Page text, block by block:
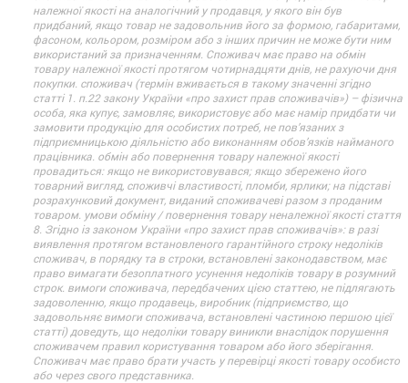
належної якості на аналогічний у продавця, у якого він був
придбаний, якщо товар не задовольнив його за формою, габаритами,
фасоном, кольором, розміром або з інших причин не може бути ним
використаний за призначенням. Споживач має право на обмін
товару належної якості протягом чотирнадцяти днів, не рахуючи дня
покупки. споживач (термін вживається в такому значенні згідно
статті 1. п.22 закону України «про захист прав споживачів») – фізична
особа, яка купує, замовляє, використовує або має намір придбати чи
замовити продукцію для особистих потреб, не пов’язаних з
підприємницькою діяльністю або виконанням обов’язків найманого
працівника. обмін або повернення товару належної якості
провадиться: якщо не використовувався; якщо збережено його
товарний вигляд, споживчі властивості, пломби, ярлики; на підставі
розрахунковий документ, виданий споживачеві разом з проданим
товаром. умови обміну / повернення товару неналежної якості стаття
8. Згідно із законом України «про захист прав споживачів»: в разі
виявлення протягом встановленого гарантійного строку недоліків
споживач, в порядку та в строки, встановлені законодавством, має
право вимагати безоплатного усунення недоліків товару в розумний
строк. вимоги споживача, передбачених цією статтею, не підлягають
задоволенню, якщо продавець, виробник (підприємство, що
задовольняє вимоги споживача, встановлені частиною першою цієї
статті) доведуть, що недоліки товару виникли внаслідок порушення
споживачем правил користування товаром або його зберігання.
Споживач має право брати участь у перевірці якості товару особисто
або через свого представника.